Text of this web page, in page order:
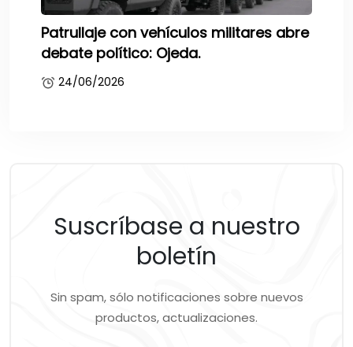
Patrullaje con vehículos militares abre
debate político: Ojeda.
24/06/2026
Suscríbase a nuestro
boletín
Sin spam, sólo notificaciones sobre nuevos
productos, actualizaciones.